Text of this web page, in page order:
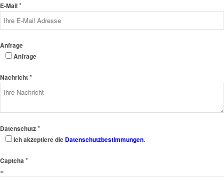
E-Mail*
Anfrage
Anfrage
Nachricht*
Datenschutz*
Ich akzeptiere die Datenschutzbestimmungen.
Captcha *
=